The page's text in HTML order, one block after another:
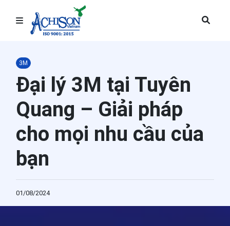
Thiết bị phòng sạch
Giải pháp văn phòng
Giải pháp hàng tiêu dùng
Giải pháp công nghiệp
Năng lượng
3M
Đại lý 3M tại Tuyên
Quang – Giải pháp
cho mọi nhu cầu của
bạn
01/08/2024